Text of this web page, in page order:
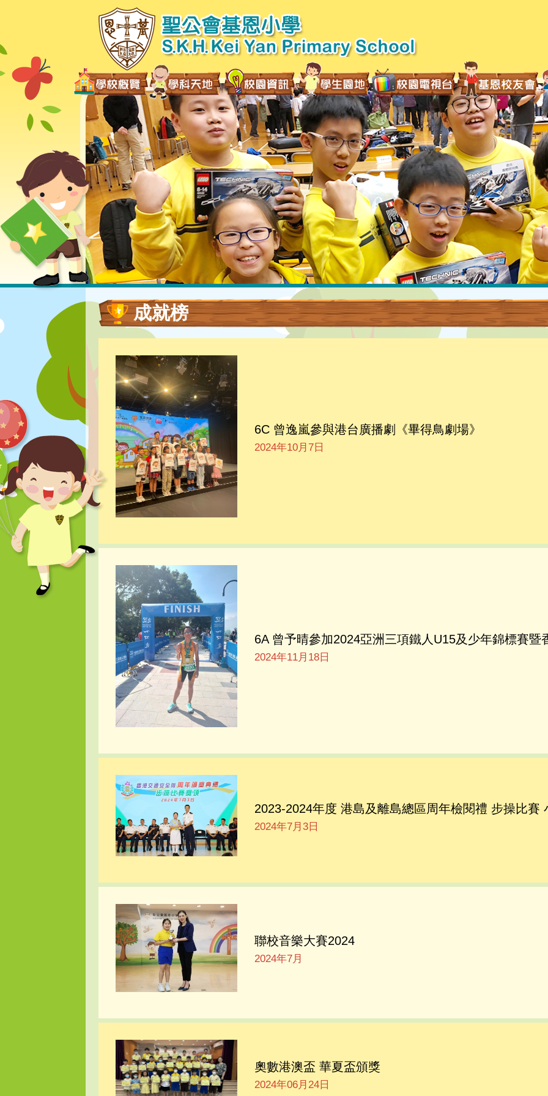
成就榜
6C 曾逸嵐參與港台廣播劇《畢得鳥劇場》
2024年10月7日
6A 曾予晴參加2024亞洲三項鐵人U15及少年錦標賽暨
2024年11月18日
2023-2024年度 港島及離島總區周年檢閱禮 步操比賽
2024年7月3日
聯校音樂大賽2024
2024年7月
奧數港澳盃 華夏盃頒獎
2024年06月24日